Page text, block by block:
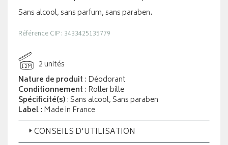
Sans alcool, sans parfum, sans paraben.
Référence CIP : 3433425135779
12M
2 unités
Nature de produit : Déodorant
Conditionnement : Roller bille
Spécificité(s): Sans alcool, Sans paraben
Label: Made in France
CONSEILS D'UTILISATION